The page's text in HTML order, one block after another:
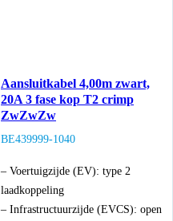
Aansluitkabel 4,00m zwart,
20A 3 fase kop T2 crimp
ZwZwZw
BE439999-1040
– Voertuigzijde (EV): type 2
laadkoppeling
– Infrastructuurzijde (EVCS): open